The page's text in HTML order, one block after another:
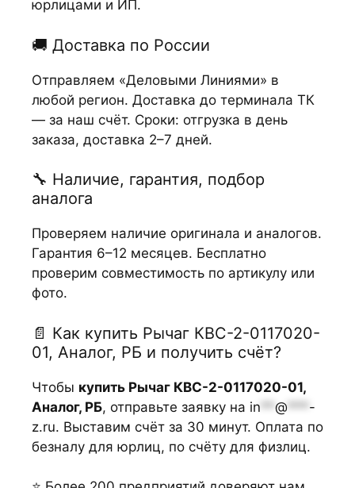
юрлицами и ИП.
🚚 Доставка по России
Отправляем «Деловыми Линиями» в
любой регион. Доставка до терминала ТК
— за наш счёт. Сроки: отгрузка в день
заказа, доставка 2–7 дней.
🔧 Наличие, гарантия, подбор
аналога
Проверяем наличие оригинала и аналогов.
Гарантия 6–12 месяцев. Бесплатно
проверим совместимость по артикулу или
фото.
📄 Как купить Рычаг КВС-2-0117020-
01, Аналог, РБ и получить счёт?
Чтобы купить Рычаг КВС-2-0117020-01,
Аналог, РБ, отправьте заявку на in ** @ *** -
z.ru. Выставим счёт за 30 минут. Оплата по
безналу для юрлиц, по счёту для физлиц.